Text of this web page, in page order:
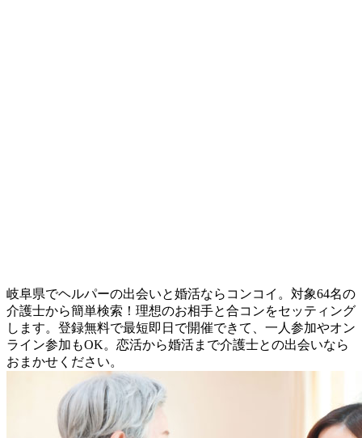
岐阜県でヘルパーの出会いと婚活ならコンコイ。対象64名の
介護士から簡単検索！理想のお相手と合コンをセッティング
します。登録無料で最短即日で開催できて、一人参加やオン
ライン参加もOK。恋活から婚活まで介護士との出会いなら
おまかせください。